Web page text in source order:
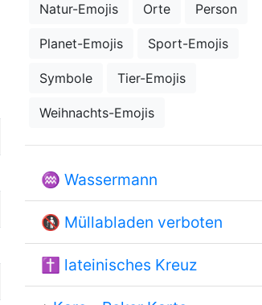
Natur-Emojis Orte Person
Planet-Emojis Sport-Emojis
Symbole Tier-Emojis
Weihnachts-Emojis
♒ Wassermann
🚯 Müllabladen verboten
✝ lateinisches Kreuz